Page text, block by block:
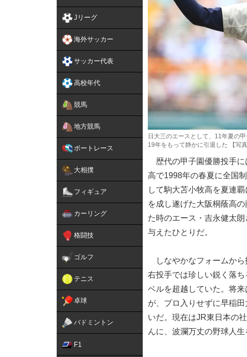
Jリーグ
海外サッカー
サッカー代表
高校年代
競馬
地方競馬
ボートレース
大相撲
フィギュア
カーリング
格闘技
ゴルフ
テニス
卓球
バドミントン
F1
日大三のエースとして、11年夏の
19年をもって静かに引退した 【写
歴代の甲子園優勝投手に
高で1998年の春夏に全国
して駒大苫小牧高を夏連
を成し遂げた大阪桐蔭高
た時のエース・吉永健太
与えたひとりだ。
しなやかなフォームから
右投手では珍しい鋭く落
ベルを超越していた。将
が、プロ入りせずに早稲
いだ。現在はJR東日本の
んに、波瀾万丈の野球人生